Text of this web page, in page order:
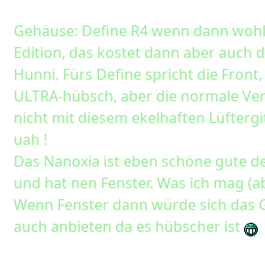
Gehäuse: Define R4 wenn dann
Edition, das kostet dann aber auch
Hunni. Fürs Define spricht die
ULTRA-hübsch, aber die normale
nicht mit diesem ekelhaften
uah !
Das Nanoxia ist eben schöne gute
und hat nen Fenster. Was ich mag
Wenn Fenster dann würde sich das
auch anbieten da es hübscher ist